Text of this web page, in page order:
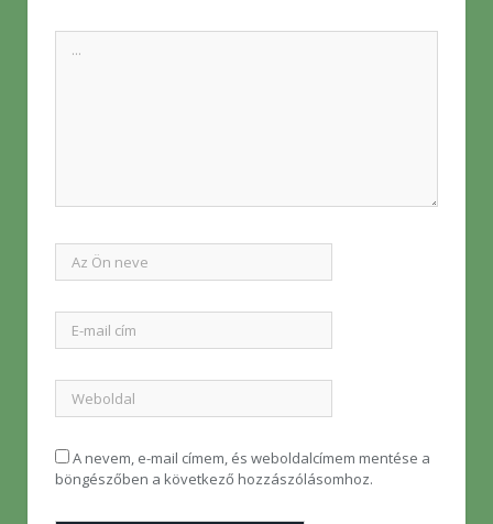
A nevem, e-mail címem, és weboldalcímem mentése a
böngészőben a következő hozzászólásomhoz.